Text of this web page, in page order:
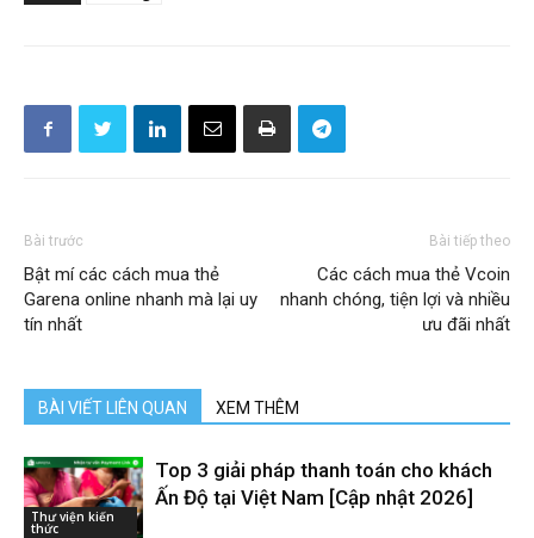
Bài trước
Bật mí các cách mua thẻ
Garena online nhanh mà lại uy
tín nhất
Bài tiếp theo
Các cách mua thẻ Vcoin
nhanh chóng, tiện lợi và nhiều
ưu đãi nhất
BÀI VIẾT LIÊN QUAN XEM THÊM
Thư viện kiến
thức
Top 3 giải pháp thanh toán cho khách
Ấn Độ tại Việt Nam [Cập nhật 2026]